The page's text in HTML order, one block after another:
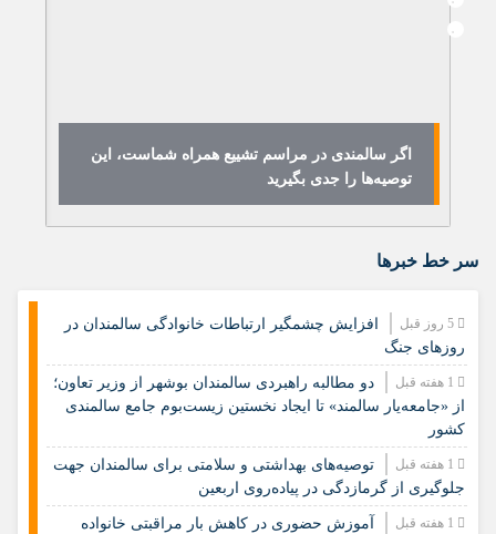
اگر سالمندی در مراسم تشییع همراه شماست، این
توصیه‌ها را جدی بگیرید
سر خط خبرها
افزایش چشمگیر ارتباطات خانوادگی سالمندان در
روزهای جنگ
دو مطالبه راهبردی سالمندان بوشهر از وزیر تعاون؛
از «جامعه‌یار سالمند» تا ایجاد نخستین زیست‌بوم جامع سالمندی
کشور
️توصیه‌های بهداشتی و سلامتی برای سالمندان جهت
جلوگیری از گرمازدگی در پیاده‌روی اربعین
آموزش حضوری در کاهش بار مراقبتی خانواده